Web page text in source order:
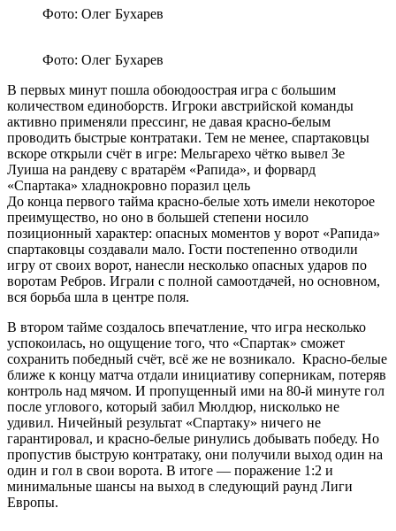
Фото: Олег Бухарев
Фото: Олег Бухарев
В первых минут пошла обоюдоострая игра с большим
количеством единоборств. Игроки австрийской команды
активно применяли прессинг, не давая красно-белым
проводить быстрые контратаки. Тем не менее, спартаковцы
вскоре открыли счёт в игре: Мельгарехо чётко вывел Зе
Луиша на рандеву с вратарём «Рапида», и форвард
«Спартака» хладнокровно поразил цель
До конца первого тайма красно-белые хоть имели некоторое
преимущество, но оно в большей степени носило
позиционный характер: опасных моментов у ворот «Рапида»
спартаковцы создавали мало. Гости постепенно отводили
игру от своих ворот, нанесли несколько опасных ударов по
воротам Ребров. Играли с полной самоотдачей, но основном,
вся борьба шла в центре поля.
В втором тайме создалось впечатление, что игра несколько
успокоилась, но ощущение того, что «Спартак» сможет
сохранить победный счёт, всё же не возникало. Красно-белые
ближе к концу матча отдали инициативу соперникам, потеряв
контроль над мячом. И пропущенный ими на 80-й минуте гол
после углового, который забил Мюлдюр, нисколько не
удивил. Ничейный результат «Спартаку» ничего не
гарантировал, и красно-белые ринулись добывать победу. Но
пропустив быструю контратаку, они получили выход один на
один и гол в свои ворота. В итоге — поражение 1:2 и
минимальные шансы на выход в следующий раунд Лиги
Европы.